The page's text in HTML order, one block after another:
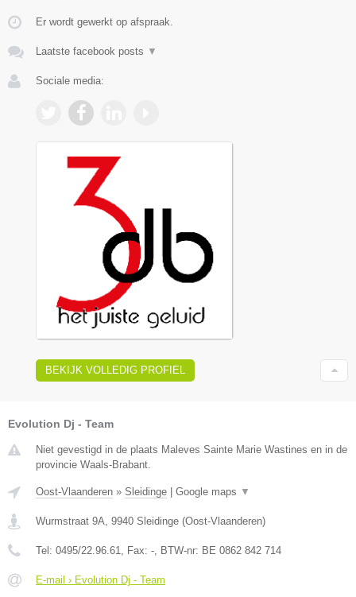
Er wordt gewerkt op afspraak.
Laatste facebook posts ▼
Sociale media:
BEKIJK VOLLEDIG PROFIEL
Evolution Dj - Team
Niet gevestigd in de plaats Maleves Sainte Marie Wastines en in de
provincie Waals-Brabant.
Oost-Vlaanderen » Sleidinge Google maps ▼
Wurmstraat 9A 9940 Sleidinge (Oost-Vlaanderen)
Tel: 0495/22.96.61 , Fax: - , BTW-nr: BE 0862 842 714
E-mail › Evolution Dj - Team